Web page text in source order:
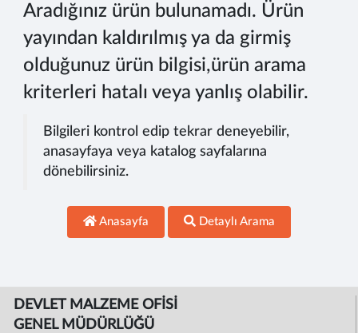
Aradığınız ürün bulunamadı. Ürün
yayından kaldırılmış ya da girmiş
olduğunuz ürün bilgisi,ürün arama
kriterleri hatalı veya yanlış olabilir.
Bilgileri kontrol edip tekrar deneyebilir,
anasayfaya veya katalog sayfalarına
dönebilirsiniz.
Anasayfa Detaylı Arama
DEVLET MALZEME OFİSİ
GENEL MÜDÜRLÜĞÜ